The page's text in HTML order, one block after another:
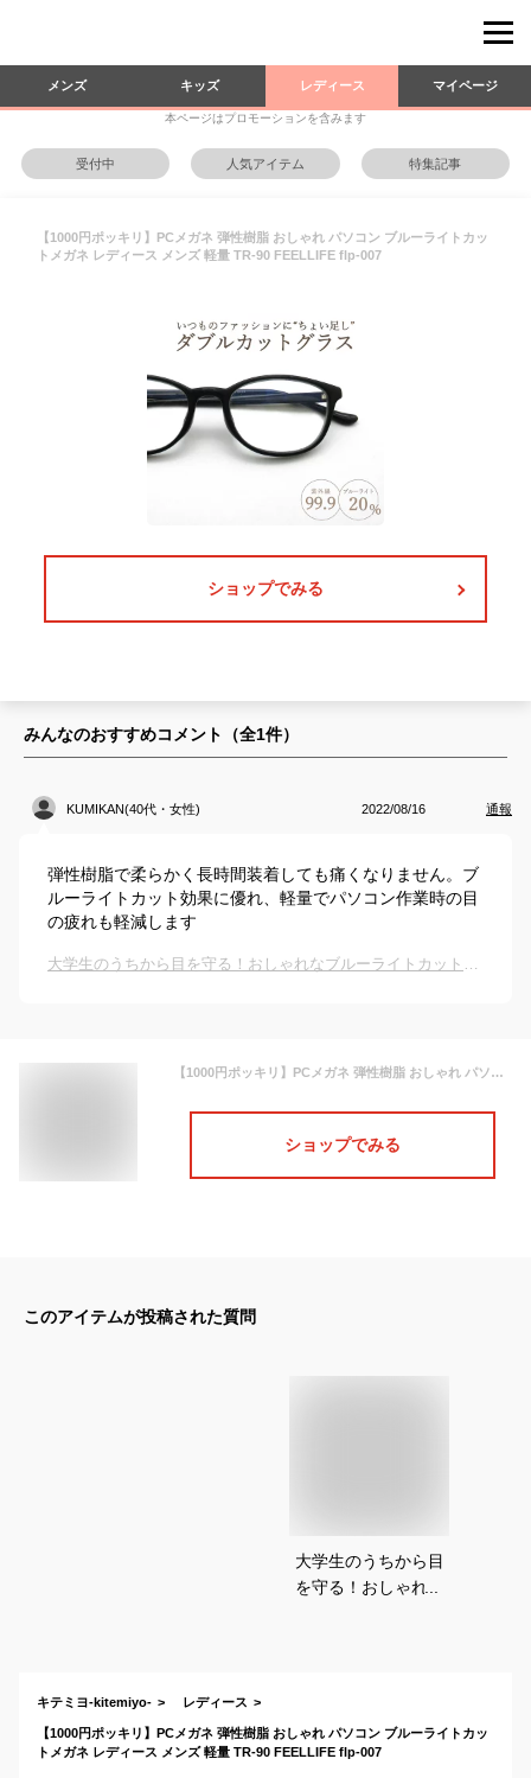
メンズ キッズ レディース マイページ
本ページはプロモーションを含みます
受付中 人気アイテム 特集記事
【1000円ポッキリ】PCメガネ 弾性樹脂 おしゃれ パソコン ブルーライトカッ
トメガネ レディース メンズ 軽量 TR-90 FEELLIFE flp-007
ショップでみる
みんなのおすすめコメント（全1件）
KUMIKAN(40代・女性) 2022/08/16 通報
弾性樹脂で柔らかく長時間装着しても痛くなりません。ブ
ルーライトカット効果に優れ、軽量でパソコン作業時の目
の疲れも軽減します
大学生のうちから目を守る！おしゃれなブルーライトカットメガネ・PCメガネのおすすめは？
【1000円ポッキリ】PCメガネ 弾性樹脂 おしゃれ パソコン ブルーライトカットメガネ レディース メンズ 軽量 TR-90 FEELLIFE flp-007
ショップでみる
このアイテムが投稿された質問
大学生のうちから目
を守る！おしゃれな
キテミヨ-kitemiyo- レディース
【1000円ポッキリ】PCメガネ 弾性樹脂 おしゃれ パソコン ブルーライトカッ
トメガネ レディース メンズ 軽量 TR-90 FEELLIFE flp-007